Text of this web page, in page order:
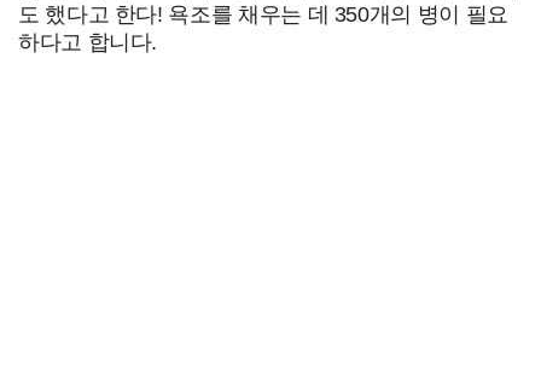
도 했다고 한다! 욕조를 채우는 데 350개의 병이 필요
하다고 합니다.